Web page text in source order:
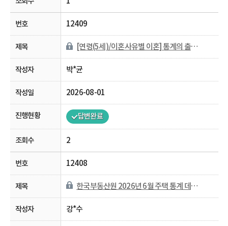
12409
[연령(5세)/이혼사유별 이혼] 통계의 출처가 궁금합니다.
박*균
2026-08-01
답변완료
2
12408
한국부동산원 2026년 6월 주택 통계 데이터 반영 일정 문의
강*수